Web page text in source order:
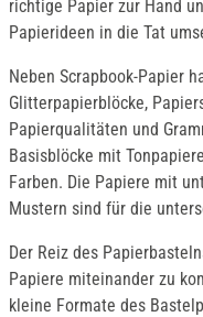
richtige Papier zur Hand
Papierideen in die Tat
Neben Scrapbook-Papier
Glitterpapierblöcke,
Papierqualitäten und
Basisblöcke mit
Farben. Die Papiere mit
Mustern sind für die
Der Reiz des
Papiere miteinander zu
kleine Formate des